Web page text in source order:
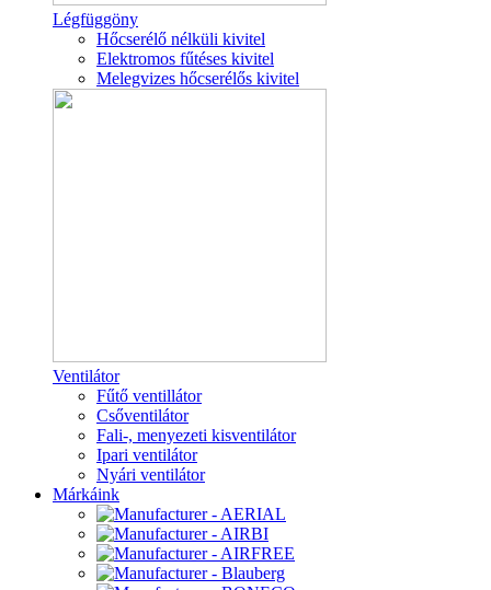
Légfüggöny
Hőcserélő nélküli kivitel
Elektromos fűtéses kivitel
Melegvizes hőcserélős kivitel
Ventilátor
Fűtő ventillátor
Csőventilátor
Fali-, menyezeti kisventilátor
Ipari ventilátor
Nyári ventilátor
Márkáink